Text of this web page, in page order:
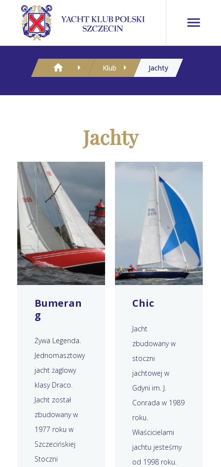
Klub Jachty
Jachty
Bumeran
g
Żywa Legenda.
Jednomasztowy
jacht żaglowy
klasy Draco.
Jacht został
zbudowany w
1977 roku w
Szczecińskiej
Stoczni
Chic
Jacht
zbudowany w
stoczni
jachtowej w
Gdyni im. J.
Conrada w 1989
roku.
Właścicielami
jachtu jesteśmy
od 1998 roku.